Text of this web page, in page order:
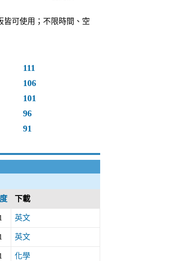
皆可使用；不限時間、空
111
106
101
96
91
下載
英文
英文
化學